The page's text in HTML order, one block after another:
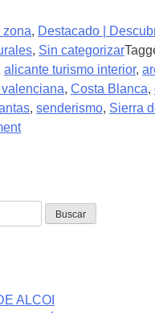
zona, Destacado |
, Sin categorizar
alicante turismo interior,
, Costa Blanca,
, senderismo, Sierra
ALCOI